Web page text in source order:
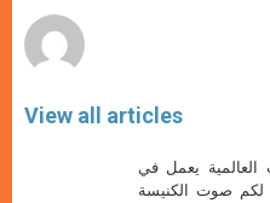
View all articles
يعمل في
لكم صوت الكنيسة